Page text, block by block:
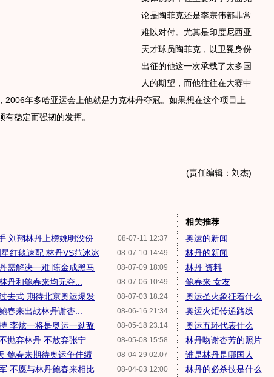
论是陶菲克还是李宗伟都非常
难以对付。尤其是印度尼西亚
天才球员陶菲克，以卫冕身份
出征的他这一次承载了太多国
人的期望，而他往往在大赛中
2006年多哈亚运会上他就是力克林丹夺冠。如果想在这个项目上
稳定而强韧的发挥。
(责任编辑：刘杰)
08-07-11 12:37
刘翔林丹上榜姚明没份
08-07-10 14:49
红毯速配 林丹VS范冰冰
08-07-09 18:09
需解决一难 陈金成黑马
08-07-06 10:49
丹和鲍春来均无夺...
08-07-03 18:24
去式 期待北京奥运爆发
08-06-16 21:34
春来出战林丹谢杏...
08-05-18 23:14
李炫一将是奥运一劲敌
08-05-08 15:58
抛弃林丹 不放弃张宁
08-04-29 02:07
鲍春来期待奥运争佳绩
08-04-03 12:00
不愿与林丹鲍春来相比
相关推荐
奥运的新闻
林丹的新闻
林丹 资料
鲍春来 女友
奥运圣火象征着什么
奥运火炬传递路线
奥运五环代表什么
林丹吻谢杏芳的照片
谁是林丹是哪国人
林丹的必杀技是什么